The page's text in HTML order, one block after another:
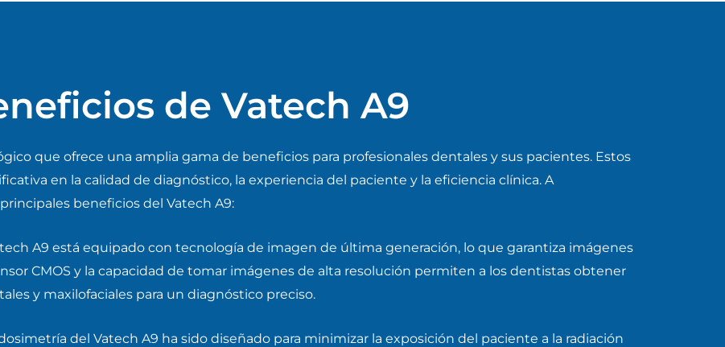
de Vatech A9
que ofrece una amplia gama de beneficios para profesionales dentales y sus pacientes. Estos
en la calidad de diagnóstico, la experiencia del paciente y la eficiencia clínica. A
beneficios del Vatech A9:
A9 está equipado con tecnología de imagen de última generación, lo que garantiza imágenes
CMOS y la capacidad de tomar imágenes de alta resolución permiten a los dentistas obtener
y maxilofaciales para un diagnóstico preciso.
del Vatech A9 ha sido diseñado para minimizar la exposición del paciente a la radiación